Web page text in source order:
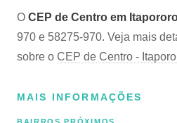
O CEP de Centro em
970 e 58275-970. Veja mais
sobre o CEP de Centro -
MAIS INFORMAÇÕES